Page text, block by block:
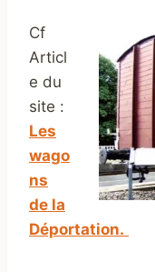
Cf
Articl
e du
site :
Les
wago
ns
de la
Déportation.